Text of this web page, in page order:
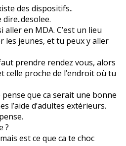
des dispositifs..
en MDA. C’est un lieu
les jeunes, et tu peux y aller
prendre rendez vous, alors
celle proche de l’endroit où tu
que ca serait une bonne
l’aide d’adultes extérieurs.
?
est ce que ca te choc